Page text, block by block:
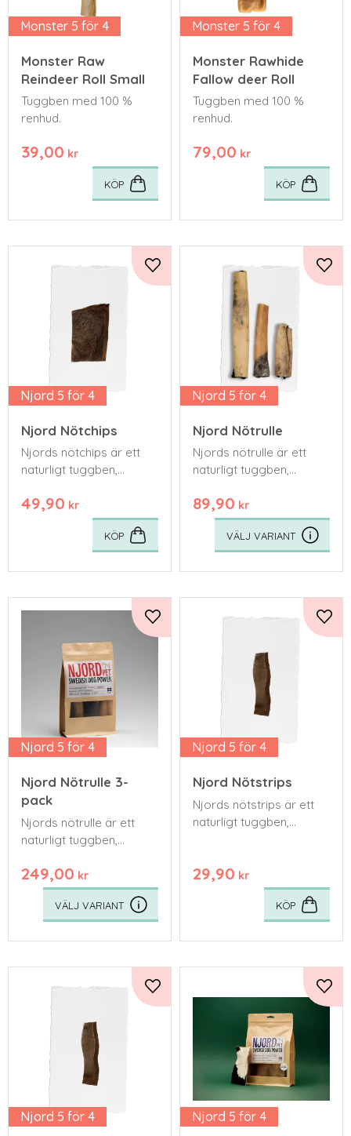
Monster 5 för 4
Monster Raw
Reindeer Roll Small
​Tuggben med 100 %
renhud.
39,00 kr
KÖP
Monster 5 för 4
Monster Rawhide
Fallow deer Roll
​Tuggben med 100 %
renhud.
79,00 kr
KÖP
Njord 5 för 4
Njord Nötchips
Njords nötchips är ett
naturligt tuggben,
svensk kohud från lokala
49,90 kr
Lägg till i favoriter
KÖP
Njord 5 för 4
Njord Nötrulle
Njords nötrulle är ett
naturligt tuggben,
svensk kohud från lokala
gårdar.
89,90 kr
Njord 5 för 4
Njord Nötrulle 3-
pack
Njords nötrulle är ett
naturligt tuggben,
svensk kohud från lokala
gårdar.
249,00 kr
Lägg till i favoriter
Njord 5 för 4
Njord Nötstrips
Njords nötstrips är ett
naturligt tuggben,
gårdar.
29,90 kr
KÖP
Njord 5 för 4
Lägg till i favoriter
Njord 5 för 4